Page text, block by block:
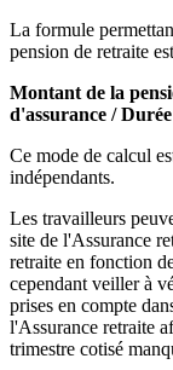
La formule
pension de retraite
Montant de la
d'assurance /
Ce mode de calcul
indépendants.
Les travailleurs
site de l'Assurance
retraite en fonction
cependant veiller à
prises en compte
l'Assurance retraite
trimestre cotisé